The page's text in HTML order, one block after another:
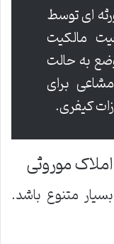
ای توسط
مالکیت
به حالت
برای
کیفری.
موروثی
متنوع باشد.